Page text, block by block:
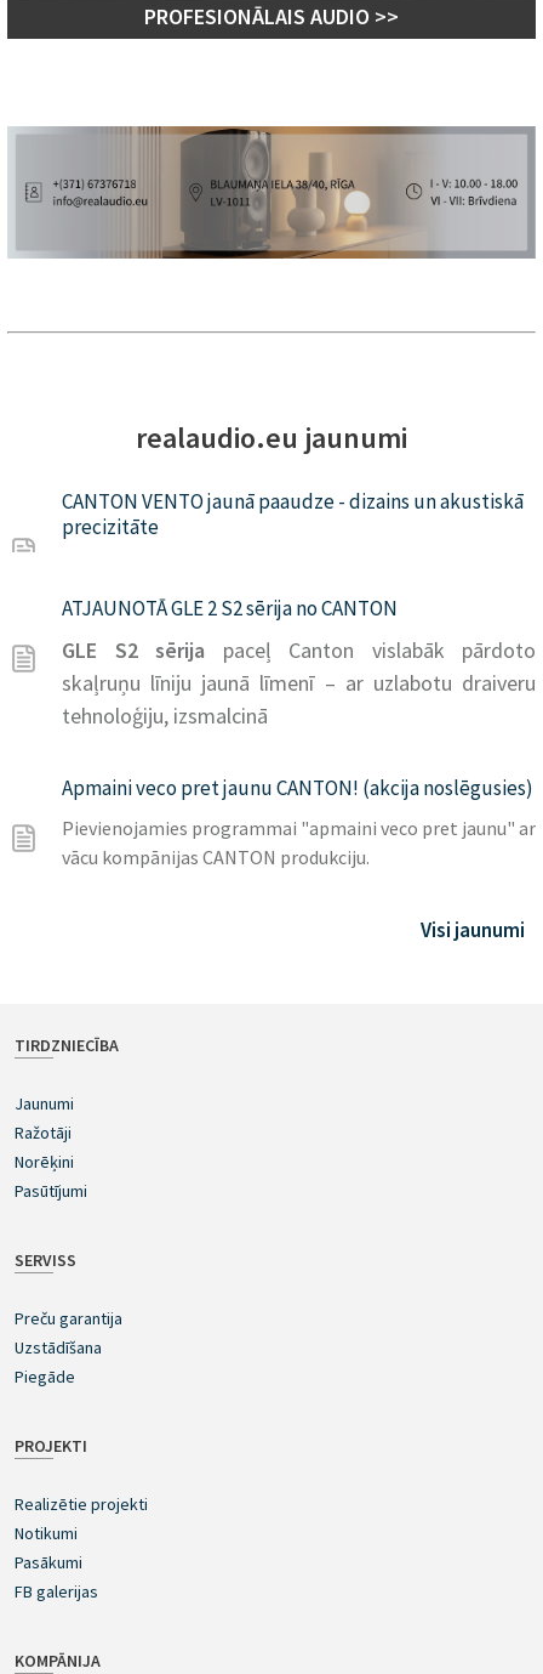
PROFESIONĀLAIS AUDIO >>
realaudio.eu jaunumi
CANTON VENTO jaunā paaudze - dizains un akustiskā
precizitāte
ATJAUNOTĀ GLE 2 S2 sērija no CANTON
GLE S2 sērija paceļ Canton vislabāk pārdoto
skaļruņu līniju jaunā līmenī – ar uzlabotu draiveru
tehnoloģiju, izsmalcinā
Apmaini veco pret jaunu CANTON! (akcija noslēgusies)
Pievienojamies programmai "apmaini veco pret jaunu" ar
vācu kompānijas CANTON produkciju.
Visi jaunumi
TIRDZNIECĪBA
Jaunumi
Ražotāji
Norēķini
Pasūtījumi
SERVISS
Preču garantija
Uzstādīšana
Piegāde
PROJEKTI
Realizētie projekti
Notikumi
Pasākumi
FB galerijas
KOMPĀNIJA